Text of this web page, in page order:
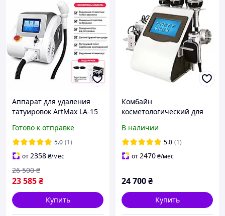
Аппарат для удаления
татуировок ArtMax LA-15
пилинга, неодимовый
лазер
Готово к отправке
5.0 (1)
от2358₴/мес
23 585₴
26 500 ₴
Купить
Комбайн
косметологический для
(9 в 1) Липолиз плюс
Li+M9
В наличии
5.0 (1)
от2470₴/мес
24 700₴
Купить